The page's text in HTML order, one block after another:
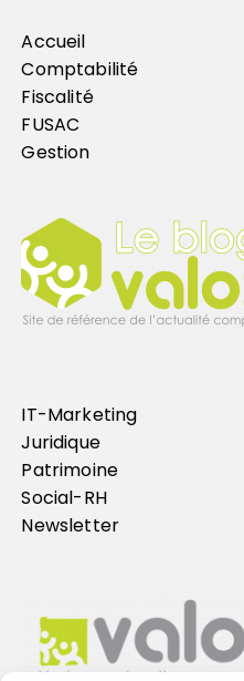
Accueil
Comptabilité
Fiscalité
FUSAC
Gestion
IT-Marketing
Juridique
Patrimoine
Social-RH
Newsletter